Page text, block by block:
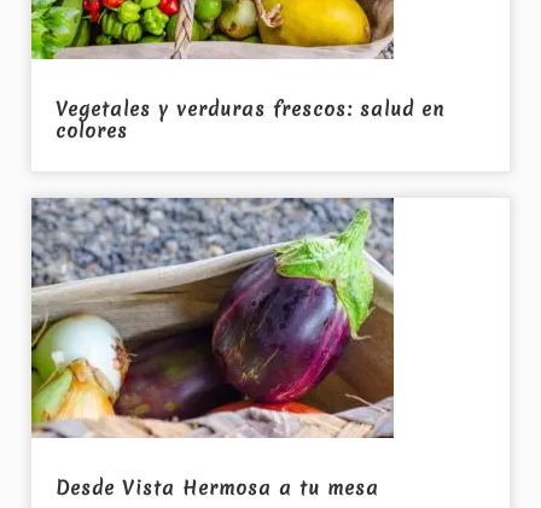
Vegetales y verduras frescos: salud en
colores
Desde Vista Hermosa a tu mesa